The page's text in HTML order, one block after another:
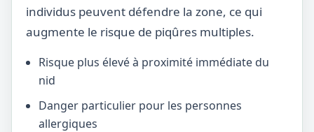
individus peuvent défendre la zone, ce qui
augmente le risque de piqûres multiples.
Risque plus élevé à proximité immédiate du
nid
Danger particulier pour les personnes
allergiques